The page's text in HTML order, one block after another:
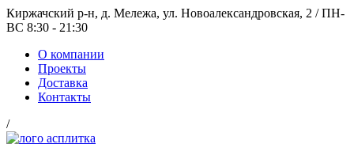
Киржачский р-н, д. Мележа, ул. Новоалександровская, 2 / ПН-
ВС 8:30 - 21:30
О компании
Проекты
Доставка
Контакты
/